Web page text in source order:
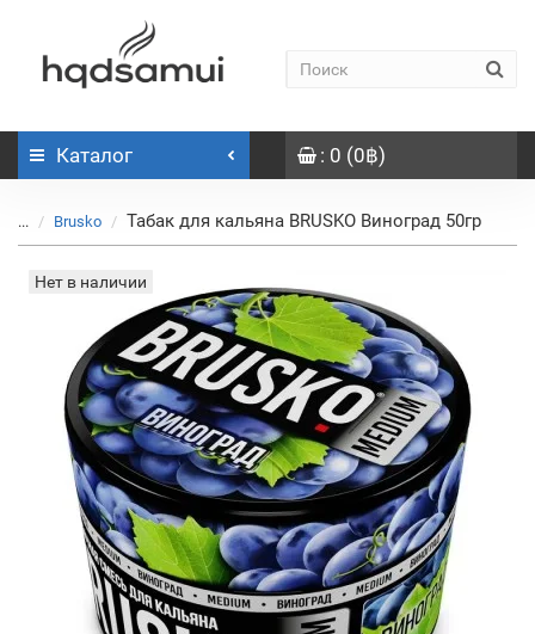
Каталог : 0 (0฿)
... Brusko Табак для кальяна BRUSKO Виноград 50гр
Нет в наличии